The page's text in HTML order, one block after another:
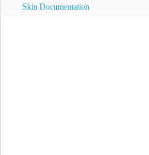
Skin Documentation